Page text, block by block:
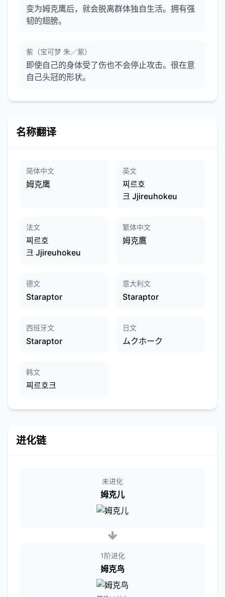
变为姆克鹰后，就会脱离群体独自生活。拥有强
韧的翅膀。
紫（宝可梦 朱／紫）
即使自己的身体受了伤也不会停止攻击。很在意
自己头冠的形状。
名称翻译
简体中文
姆克鹰
英文
찌르호
크 Jjireuhokeu
法文
찌르호
크 Jjireuhokeu
繁体中文
姆克鷹
德文
Staraptor
意大利文
Staraptor
西班牙文
Staraptor
日文
ムクホーク
韩文
찌르호크
进化链
未进化
姆克儿
1阶进化
姆克鸟